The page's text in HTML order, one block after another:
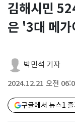
김해시민
은 '3대 메
박민석 기자
2024.12.21 오전
구글에서 뉴스1